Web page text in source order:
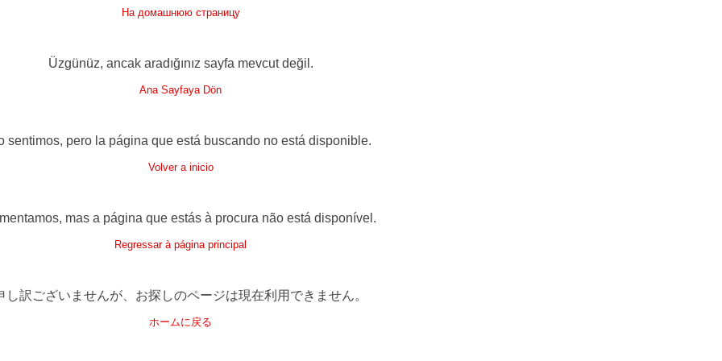
На домашнюю страницу
Üzgünüz, ancak aradığınız sayfa mevcut değil.
Ana Sayfaya Dön
sentimos, pero la página que está buscando no está disponible.
Volver a inicio
mas a página que estás à procura não está disponível.
Regressar à página principal
し訳ございませんが、お探しのページは現在利用できません。
ホームに戻る